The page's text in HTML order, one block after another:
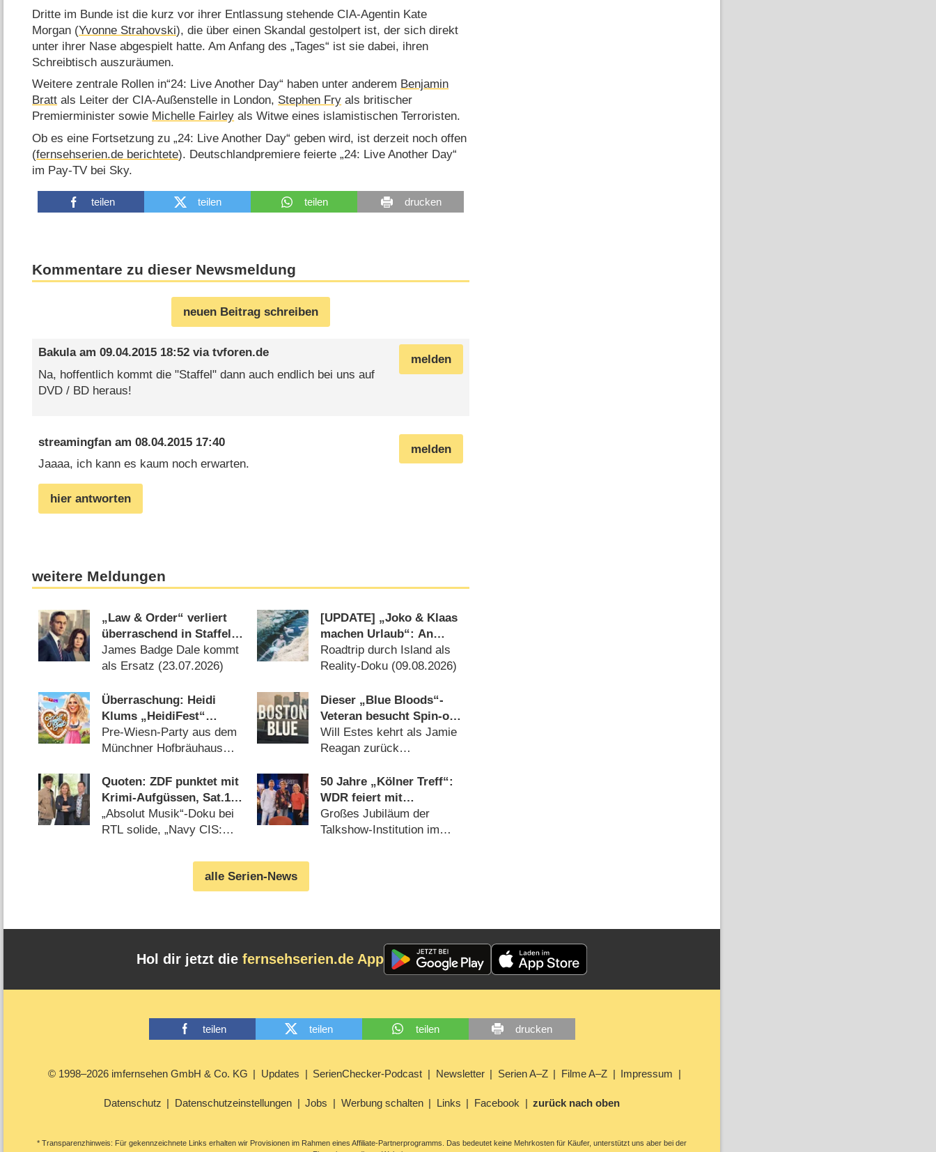
Dritte im Bunde ist die kurz vor ihrer Entlassung stehende CIA-Agentin Kate
Morgan (Yvonne Strahovski), die über einen Skandal gestolpert ist, der sich direkt
unter ihrer Nase abgespielt hatte. Am Anfang des „Tages“ ist sie dabei, ihren
Schreibtisch auszuräumen.
Weitere zentrale Rollen in“24: Live Another Day“ haben unter anderem Benjamin
Bratt als Leiter der CIA-Außenstelle in London, Stephen Fry als britischer
Premierminister sowie Michelle Fairley als Witwe eines islamistischen Terroristen.
Ob es eine Fortsetzung zu „24: Live Another Day“ geben wird, ist derzeit noch offen
(fernsehserien.de berichtete). Deutschlandpremiere feierte „24: Live Another Day“
im Pay-TV bei Sky.
teilen teilen teilen drucken
Kommentare zu dieser Newsmeldung
neuen Beitrag schreiben
melden
Bakulaam 09.04.2015 18:52via tvforen.de
Na, hoffentlich kommt die "Staffel" dann auch endlich bei uns auf
DVD / BD heraus!
melden
streamingfanam 08.04.2015 17:40
Jaaaa, ich kann es kaum noch erwarten.
hier antworten
weitere Meldungen
„Law & Order“ verliert
überraschend in Staffel
26 Castmitglied
James Badge Dale kommt
als Ersatz (23.07.2026)
[UPDATE] „Joko & Klaas
machen Urlaub“: An
diesem Tag startet die
neue Sendung des
Roadtrip durch Island als
Reality-Doku (09.08.2026)
Überraschung: Heidi
Klums „HeidiFest“
wechselt zu RTL
Pre-Wiesn-Party aus dem
Münchner Hofbräuhaus
(08.08.2026)
Dieser „Blue Bloods“-
Veteran besucht Spin-off
„Boston Blue“
Will Estes kehrt als Jamie
Reagan zurück
Quoten: ZDF punktet mit
Krimi-Aufgüssen, Sat.1
mit Zweitliga-Auftakt
„Absolut Musik“-Doku bei
RTL solide, „Navy CIS:
Eins (08.08.2026)
50 Jahre „Kölner Treff“:
WDR feiert mit
Primetime-Show, Doku
und Rückblicken
Großes Jubiläum der
Talkshow-Institution im
alle Serien-News
Hol dir jetzt die fernsehserien.de App
teilen teilen teilen drucken
© 1998–2026 imfernsehen GmbH & Co. KG Updates SerienChecker-Podcast Newsletter Serien A–Z Filme A–Z Impressum
Datenschutz Datenschutzeinstellungen Jobs Werbung schalten Links Facebook zurück nach oben
* Transparenzhinweis: Für gekennzeichnete Links erhalten wir Provisionen im Rahmen eines Affiliate-Partnerprogramms. Das bedeutet keine Mehrkosten für Käufer, unterstützt uns aber bei der